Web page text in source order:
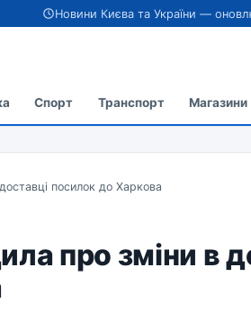
Новини Києва та України —
Спорт Транспорт Магазини
посилок до Харкова
про зміни в